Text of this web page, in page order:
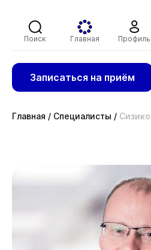
Поиск Главная Профиль
Записаться на приём
Главная / Специалисты /